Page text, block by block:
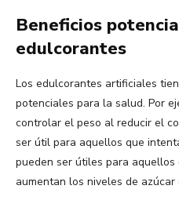
Beneficios
edulcorantes
Los edulcorantes artificiales
potenciales para la salud. Por
controlar el peso al reducir el
ser útil para aquellos que
pueden ser útiles para
aumentan los niveles de azúcar